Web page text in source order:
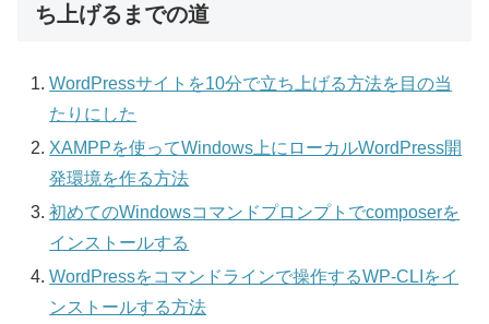
ち上げるまでの道
WordPressサイトを10分で立ち上げる方法を目の当
たりにした
XAMPPを使ってWindows上にローカルWordPress開
発環境を作る方法
初めてのWindowsコマンドプロンプトでcomposerを
インストールする
WordPressをコマンドラインで操作するWP-CLIをイ
ンストールする方法